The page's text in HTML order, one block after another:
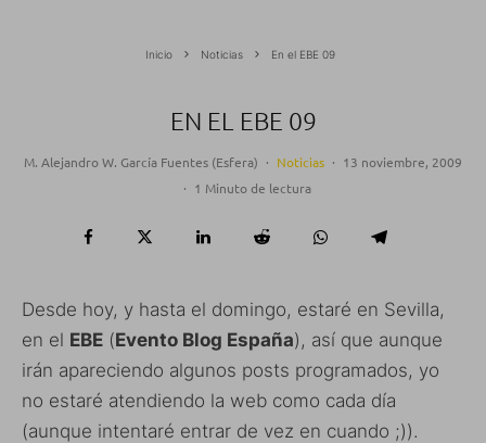
Inicio Noticias En el EBE 09
EN EL EBE 09
M. Alejandro W. García Fuentes (Esfera) · Noticias · 13 noviembre, 2009
· 1 Minuto de lectura
Desde hoy, y hasta el domingo, estaré en Sevilla,
en el EBE (Evento Blog España), así que aunque
irán apareciendo algunos posts programados, yo
no estaré atendiendo la web como cada día
(aunque intentaré entrar de vez en cuando ;)).